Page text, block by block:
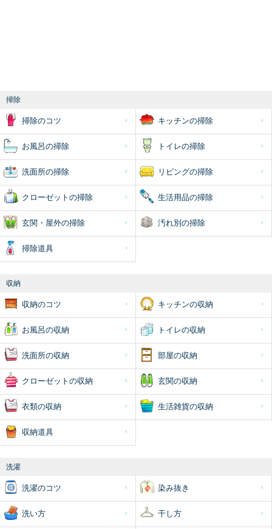
掃除
掃除のコツ キッチンの掃除
お風呂の掃除 トイレの掃除
洗面所の掃除 リビングの掃除
クローゼットの掃除 生活用品の掃除
玄関・屋外の掃除 汚れ別の掃除
掃除道具
収納
収納のコツ キッチンの収納
お風呂の収納 トイレの収納
洗面所の収納 部屋の収納
クローゼットの収納 玄関の収納
衣類の収納 生活雑貨の収納
収納道具
洗濯
洗濯のコツ 染み抜き
洗い方 干し方